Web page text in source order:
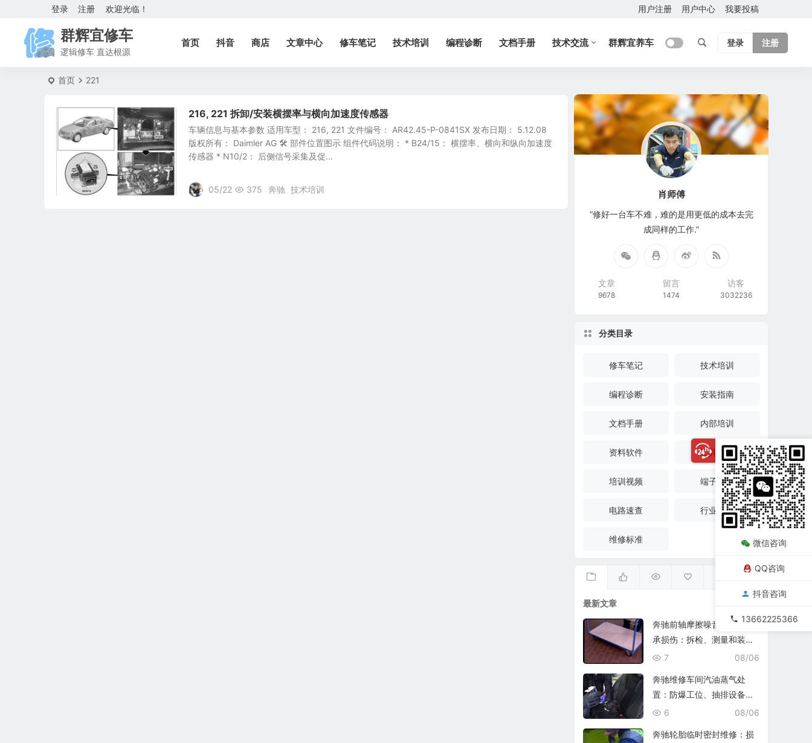
欢迎光临！
登录 注册 用户注册 用户中心 我要投稿
群辉宜修车
逻辑修车 直达根源
首页 抖音 商店 文章中心 修车笔记 技术培训 编程诊断 文档手册 技术交流 群辉宜养车 登录 注册
首页 221
216, 221 拆卸/安装横摆率与横向加速度传感器
车辆信息与基本参数 适用车型： 216, 221 文件编号： AR42.45-P-0841SX 发布日期： 5.12.08
版权所有： Daimler AG 🛠️ 部件位置图示 组件代码说明： * B24/15： 横摆率、横向和纵向加速度
传感器 * N10/2： 后侧信号采集及促...
05/22 375 奔驰 技术培训 肖师傅
“修好一台车不难，难的是用更低的成本去完
成同样的工作.”
文章
9678
留言
1474
访客
3032236
分类目录
修车笔记 技术培训
编程诊断 安装指南
文档手册 内部培训
资料软件 工具软件
培训视频 端子速查
电路速查 行业资迅
维修标准
最新文章
奔驰前轴摩擦噪音与轮毂轴
承损伤：拆检、测量和装复
复查
08/06
7
奔驰维修车间汽油蒸气处
置：防爆工位、抽排设备与
燃油收集
08/06
6
奔驰轮胎临时密封维修：损
微信咨询
QQ咨询
抖音咨询
13662225366